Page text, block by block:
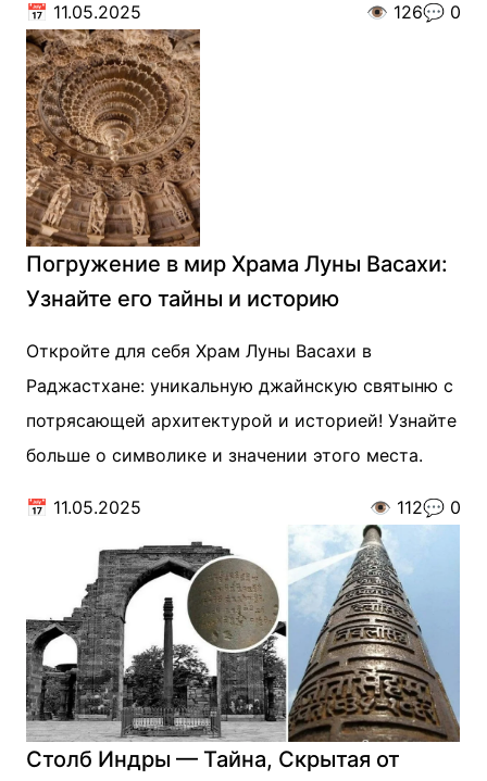
📅 11.05.2025 👁️ 126💬 0
Погружение в мир Храма Луны Васахи:
Узнайте его тайны и историю
Откройте для себя Храм Луны Васахи в
Раджастхане: уникальную джайнскую святыню с
потрясающей архитектурой и историей! Узнайте
больше о символике и значении этого места.
📅 11.05.2025 👁️ 112💬 0
Столб Индры — Тайна, Скрытая от